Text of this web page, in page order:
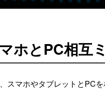
ホとPC相互
スマホやタブレットとPC